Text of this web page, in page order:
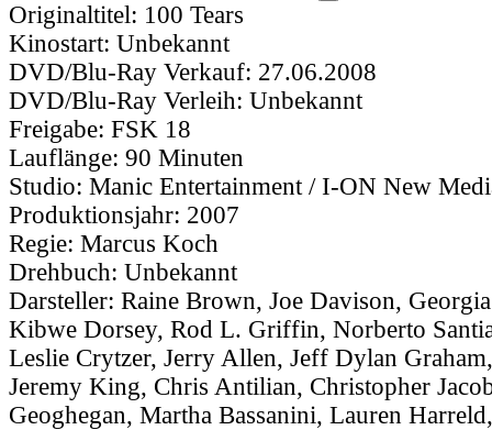
Originaltitel: 100 Tears
Kinostart: Unbekannt
DVD/Blu-Ray Verkauf: 27.06.2008
DVD/Blu-Ray Verleih: Unbekannt
Freigabe: FSK 18
Lauflänge: 90 Minuten
Studio: Manic Entertainment / I-ON New
Produktionsjahr: 2007
Regie: Marcus Koch
Drehbuch: Unbekannt
Darsteller: Raine Brown, Joe Davison,
Kibwe Dorsey, Rod L. Griffin, Norberto
Leslie Crytzer, Jerry Allen, Jeff Dylan
Jeremy King, Chris Antilian, Christopher
Geoghegan, Martha Bassanini, Lauren